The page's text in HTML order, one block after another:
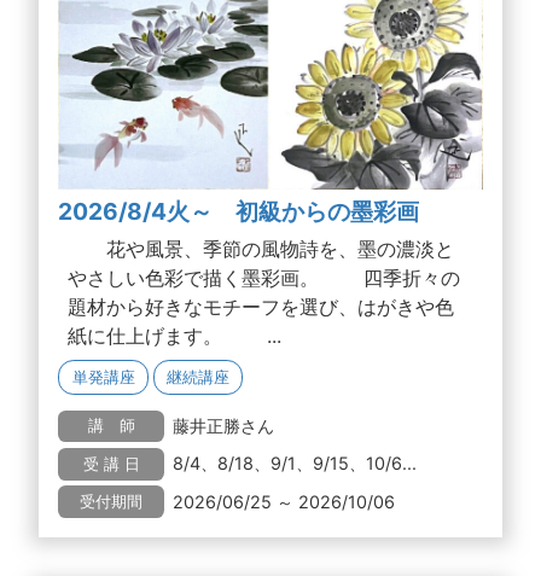
2026/8/4火～ 初級からの墨彩画
花や風景、季節の風物詩を、墨の濃淡と
やさしい色彩で描く墨彩画。 四季折々の
題材から好きなモチーフを選び、はがきや色
紙に仕上げます。 ...
単発講座 継続講座
講 師 藤井正勝さん
受 講 日 8/4、8/18、9/1、9/15、10/6...
受付期間 2026/06/25 ～ 2026/10/06